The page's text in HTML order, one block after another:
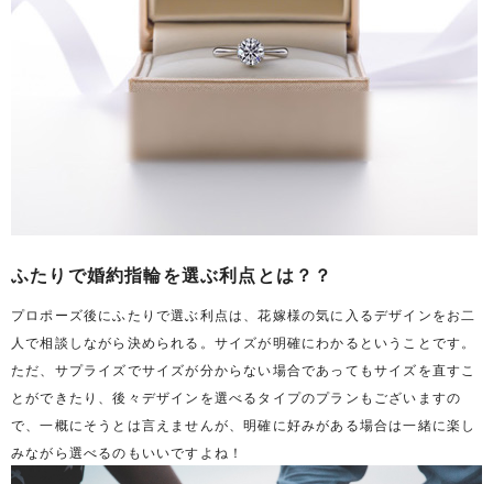
ふたりで婚約指輪を選ぶ利点とは？？
プロポーズ後にふたりで選ぶ利点は、花嫁様の気に入るデザインをお二
人で相談しながら決められる。サイズが明確にわかるということです。
ただ、サプライズでサイズが分からない場合であってもサイズを直すこ
とができたり、後々デザインを選べるタイプのプランもございますの
で、一概にそうとは言えませんが、明確に好みがある場合は一緒に楽し
みながら選べるのもいいですよね！